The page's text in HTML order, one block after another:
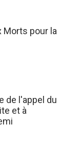
Morts pour la
de l'appel du
et à